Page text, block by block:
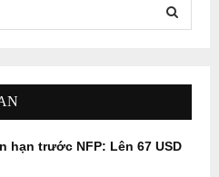
E
A
hạn trước NFP: Lên 67 USD